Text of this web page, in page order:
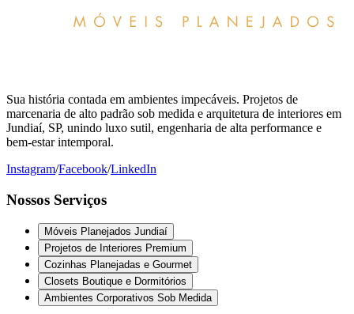
Sua história contada em ambientes impecáveis. Projetos de
marcenaria de alto padrão sob medida e arquitetura de interiores em
Jundiaí, SP, unindo luxo sutil, engenharia de alta performance e
bem-estar intemporal.
Instagram/Facebook/LinkedIn
Nossos Serviços
Móveis Planejados Jundiaí
Projetos de Interiores Premium
Cozinhas Planejadas e Gourmet
Closets Boutique e Dormitórios
Ambientes Corporativos Sob Medida